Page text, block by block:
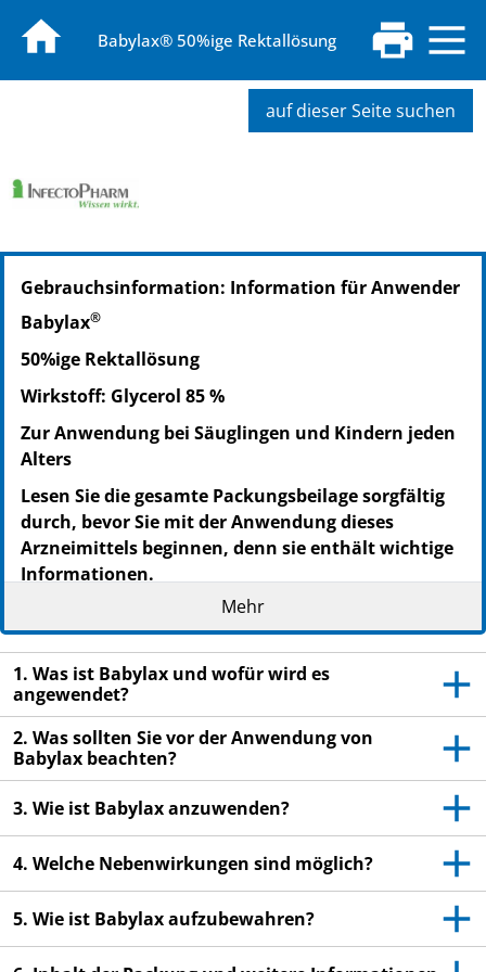
Babylax® 50%ige Rektallösung
auf dieser Seite suchen
PZN: 00098878
PPN: 110009887887
PZN: 01279369
Gebrauchsinformation: Information für Anwender
Babylax®
50%ige Rektallösung
Wirkstoff: Glycerol 85 %
Zur Anwendung bei Säuglingen und Kindern jeden
Alters
Lesen Sie die gesamte Packungsbeilage sorgfältig
durch, bevor Sie mit der Anwendung dieses
Arzneimittels beginnen, denn sie enthält wichtige
Informationen.
Wenden Sie dieses Arzneimittel immer genau wie
in dieser Packungsbeilage beschrieben bzw.
genau nach Anweisung Ihres Arztes oder
Apothekers an.
Heben Sie die Packungsbeilage auf. Vielleicht
möchten Sie diese später nochmals lesen.
Fragen Sie Ihren Apotheker, wenn Sie weitere
Informationen oder einen Rat benötigen.
Wenn Sie Nebenwirkungen bemerken, wenden Sie
sich an Ihren Arzt oder Apotheker. Dies gilt auch
für Nebenwirkungen, die nicht in dieser
Packungsbeilage angegeben sind. Siehe Abschnitt
4.
Mehr
1. Was ist Babylax und wofür wird es
angewendet?
2. Was sollten Sie vor der Anwendung von
Babylax beachten?
3. Wie ist Babylax anzuwenden?
4. Welche Nebenwirkungen sind möglich?
5. Wie ist Babylax aufzubewahren?